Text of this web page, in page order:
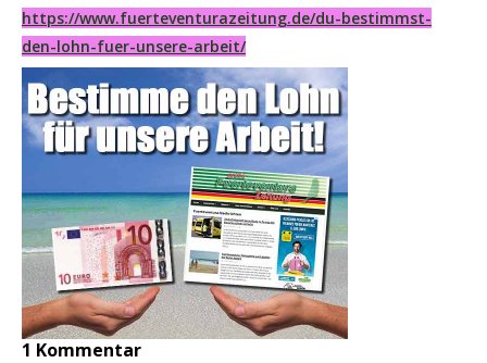
https://www.fuerteventurazeitung.de/du-bestimmst-
den-lohn-fuer-unsere-arbeit/
1 Kommentar